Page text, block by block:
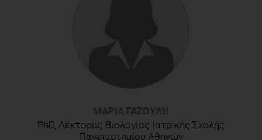
ΜΑΡΊΑ ΓΑΖΟΎΛΗ
PhD, Λέκτορας Βιολογίας Ιατρικής Σχολής
Πανεπιστημίου Αθηνών